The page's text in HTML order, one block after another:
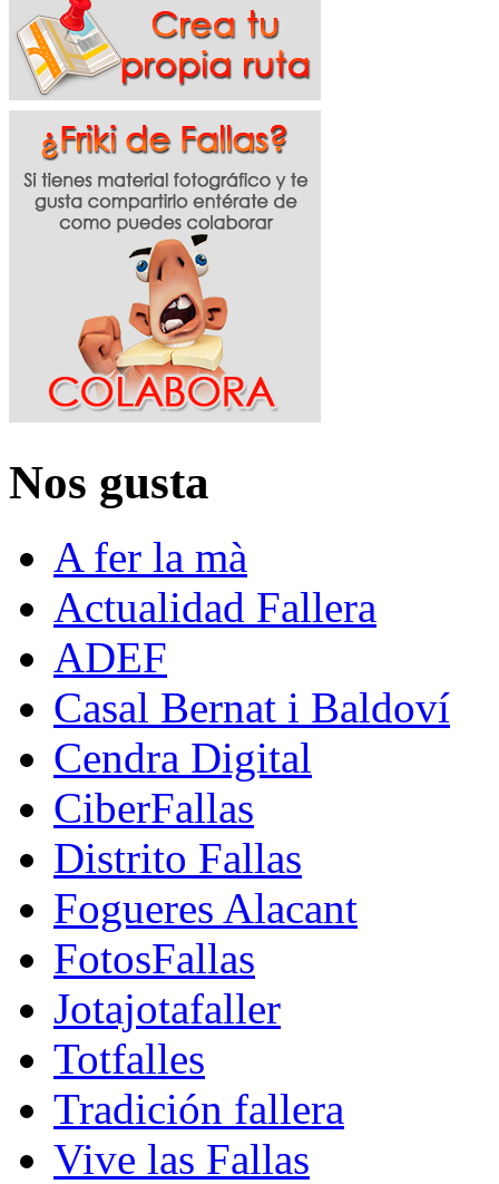
Nos gusta
A fer la mà
Actualidad Fallera
ADEF
Casal Bernat i Baldoví
Cendra Digital
CiberFallas
Distrito Fallas
Fogueres Alacant
FotosFallas
Jotajotafaller
Totfalles
Tradición fallera
Vive las Fallas